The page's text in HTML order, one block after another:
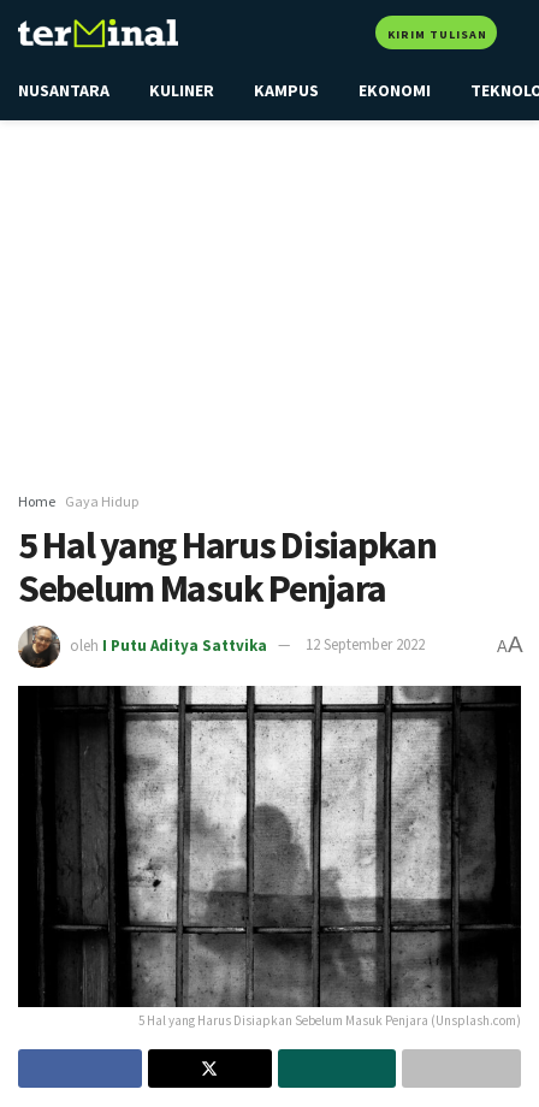
KIRIM TULISAN
NUSANTARA KULINER KAMPUS EKONOMI
Home Gaya Hidup
5 Hal yang Harus Disiapkan
Sebelum Masuk Penjara
oleh I Putu Aditya Sattvika 12 September 2022 AA
5 Hal yang Harus Disiapkan Sebelum Masuk Penjara (Unsplash.com)